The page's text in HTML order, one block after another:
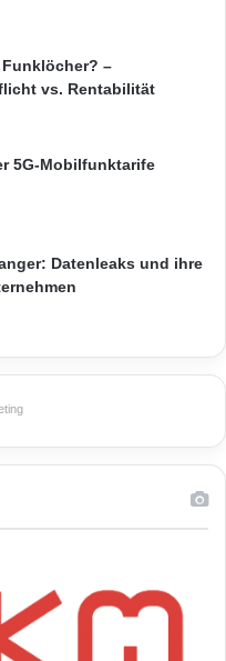
–
vs. Rentabilität
5G-Mobilfunktarife
Datenleaks und ihre